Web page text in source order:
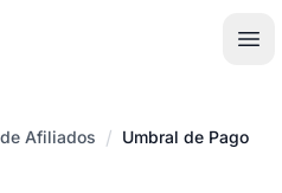
Afiliados / Umbral de Pago